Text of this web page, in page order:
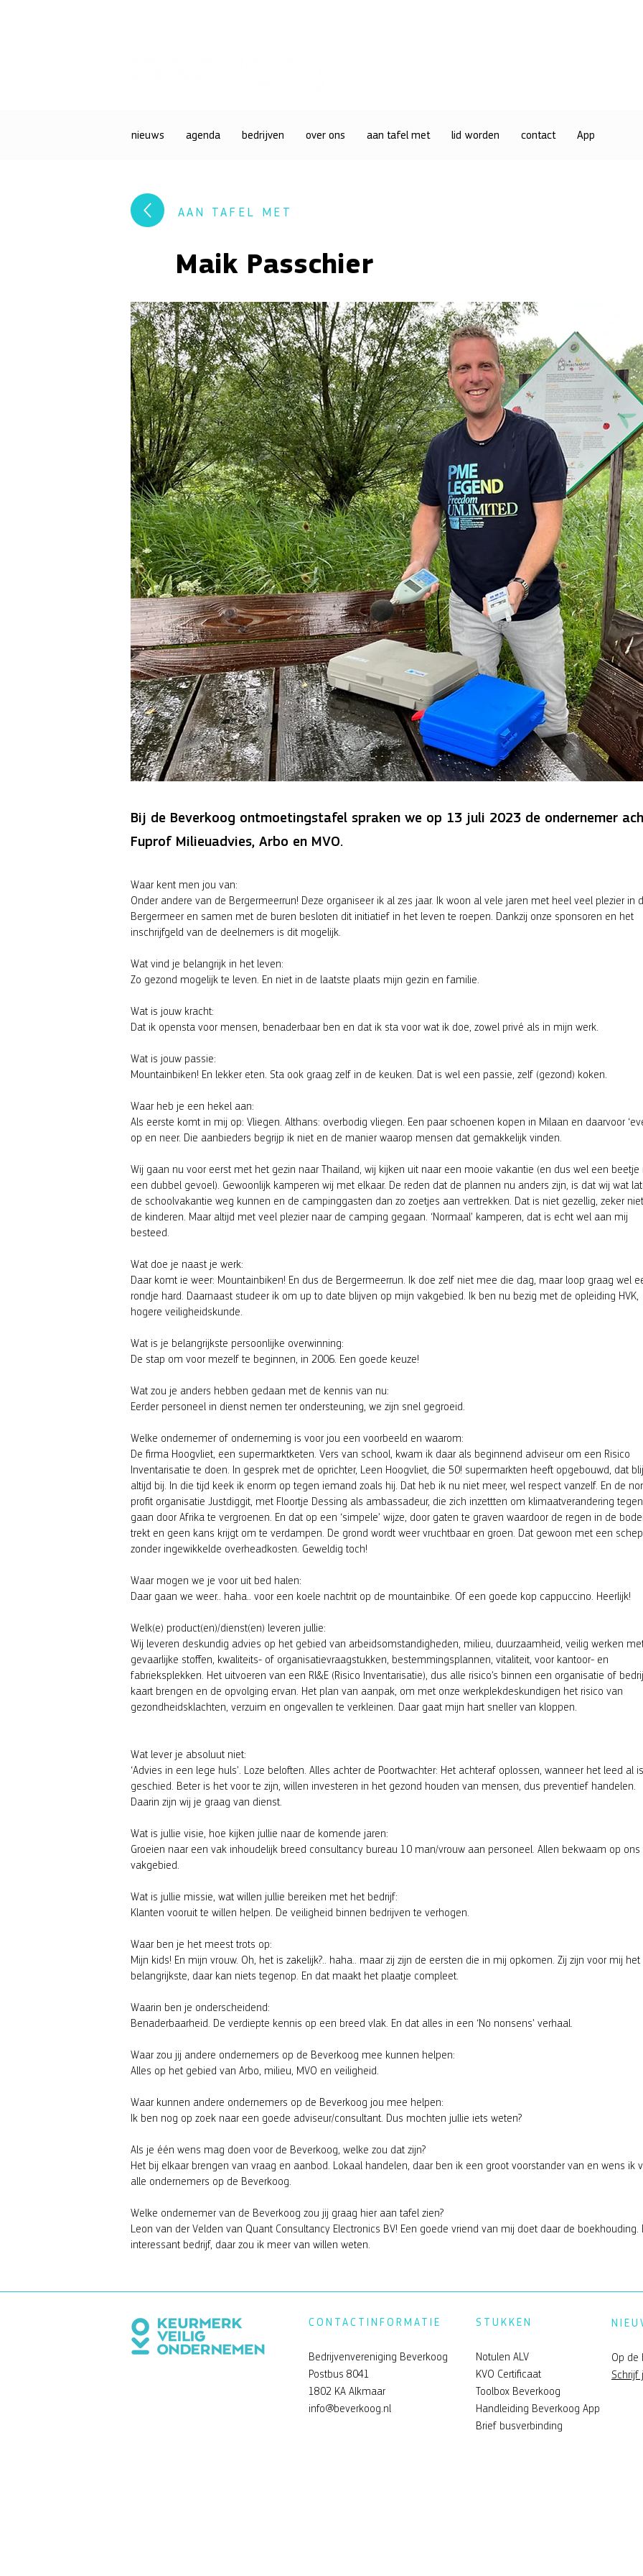
nieuws agenda bedrijven over ons aan tafel met lid worden contact App
AAN TAFEL MET
Maik Passchier
Bij de Beverkoog ontmoetingstafel spraken we op 13 juli 2023 de ondernemer
Fuprof Milieuadvies, Arbo en MVO.
Waar kent men jou van:
Onder andere van de Bergermeerrun! Deze organiseer ik al zes jaar. Ik woon al vele jaren met heel veel plezier in
Bergermeer en samen met de buren besloten dit initiatief in het leven te roepen. Dankzij onze sponsoren en het
inschrijfgeld van de deelnemers is dit mogelijk.
Wat vind je belangrijk in het leven:
Zo gezond mogelijk te leven. En niet in de laatste plaats mijn gezin en familie.
Wat is jouw kracht:
Dat ik opensta voor mensen, benaderbaar ben en dat ik sta voor wat ik doe, zowel privé als in mijn werk.
Wat is jouw passie:
Mountainbiken! En lekker eten. Sta ook graag zelf in de keuken. Dat is wel een passie, zelf (gezond) koken.
Waar heb je een hekel aan:
Als eerste komt in mij op: Vliegen. Althans: overbodig vliegen. Een paar schoenen kopen in Milaan en daarvoor
op en neer. Die aanbieders begrijp ik niet en de manier waarop mensen dat gemakkelijk vinden.
Wij gaan nu voor eerst met het gezin naar Thailand, wij kijken uit naar een mooie vakantie (en dus wel een beetje
een dubbel gevoel). Gewoonlijk kamperen wij met elkaar. De reden dat de plannen nu anders zijn, is dat wij wat
de schoolvakantie weg kunnen en de campinggasten dan zo zoetjes aan vertrekken. Dat is niet gezellig, zeker
de kinderen. Maar altijd met veel plezier naar de camping gegaan. ‘Normaal’ kamperen, dat is echt wel aan mij
besteed.
Wat doe je naast je werk:
Daar komt ie weer: Mountainbiken! En dus de Bergermeerrun. Ik doe zelf niet mee die dag, maar loop graag wel
rondje hard. Daarnaast studeer ik om up to date blijven op mijn vakgebied. Ik ben nu bezig met de opleiding HVK,
hogere veiligheidskunde.
Wat is je belangrijkste persoonlijke overwinning:
De stap om voor mezelf te beginnen, in 2006. Een goede keuze!
Wat zou je anders hebben gedaan met de kennis van nu:
Eerder personeel in dienst nemen ter ondersteuning, we zijn snel gegroeid.
Welke ondernemer of onderneming is voor jou een voorbeeld en waarom:
De firma Hoogvliet, een supermarktketen. Vers van school, kwam ik daar als beginnend adviseur om een Risico
Inventarisatie te doen. In gesprek met de oprichter, Leen Hoogvliet, die 50! supermarkten heeft opgebouwd, dat
altijd bij. In die tijd keek ik enorm op tegen iemand zoals hij. Dat heb ik nu niet meer, wel respect vanzelf. En de
profit organisatie Justdiggit, met Floortje Dessing als ambassadeur, die zich inzettten om klimaatverandering
gaan door Afrika te vergroenen. En dat op een ‘simpele’ wijze, door gaten te graven waardoor de regen in de
trekt en geen kans krijgt om te verdampen. De grond wordt weer vruchtbaar en groen. Dat gewoon met een
zonder ingewikkelde overheadkosten. Geweldig toch!
Waar mogen we je voor uit bed halen:
Daar gaan we weer.. haha.. voor een koele nachtrit op de mountainbike. Of een goede kop cappuccino. Heerlijk!
Welk(e) product(en)/dienst(en) leveren jullie:
Wij leveren deskundig advies op het gebied van arbeidsomstandigheden, milieu, duurzaamheid, veilig werken
gevaarlijke stoffen, kwaliteits- of organisatievraagstukken, bestemmingsplannen, vitaliteit, voor kantoor- en
fabrieksplekken. Het uitvoeren van een RI&E (Risico Inventarisatie), dus alle risico’s binnen een organisatie of
kaart brengen en de opvolging ervan. Het plan van aanpak, om met onze werkplekdeskundigen het risico van
gezondheidsklachten, verzuim en ongevallen te verkleinen. Daar gaat mijn hart sneller van kloppen.
Wat lever je absoluut niet:
‘Advies in een lege huls’. Loze beloften. Alles achter de Poortwachter: Het achteraf oplossen, wanneer het leed al is
geschied. Beter is het voor te zijn, willen investeren in het gezond houden van mensen, dus preventief handelen.
Daarin zijn wij je graag van dienst.
Wat is jullie visie, hoe kijken jullie naar de komende jaren:
Groeien naar een vak inhoudelijk breed consultancy bureau 10 man/vrouw aan personeel. Allen bekwaam op ons
vakgebied.
Wat is jullie missie, wat willen jullie bereiken met het bedrijf:
Klanten vooruit te willen helpen. De veiligheid binnen bedrijven te verhogen.
Waar ben je het meest trots op:
Mijn kids! En mijn vrouw. Oh, het is zakelijk?.. haha.. maar zij zijn de eersten die in mij opkomen. Zij zijn voor mij het
belangrijkste, daar kan niets tegenop. En dat maakt het plaatje compleet.
Waarin ben je onderscheidend:
Benaderbaarheid. De verdiepte kennis op een breed vlak. En dat alles in een ‘No nonsens’ verhaal.
Waar zou jij andere ondernemers op de Beverkoog mee kunnen helpen:
Alles op het gebied van Arbo, milieu, MVO en veiligheid.
Waar kunnen andere ondernemers op de Beverkoog jou mee helpen:
Ik ben nog op zoek naar een goede adviseur/consultant. Dus mochten jullie iets weten?
Als je één wens mag doen voor de Beverkoog, welke zou dat zijn?
Het bij elkaar brengen van vraag en aanbod. Lokaal handelen, daar ben ik een groot voorstander van en wens ik
alle ondernemers op de Beverkoog.
Welke ondernemer van de Beverkoog zou jij graag hier aan tafel zien?
Leon van der Velden van Quant Consultancy Electronics BV! Een goede vriend van mij doet daar de boekhouding.
interessant bedrijf, daar zou ik meer van willen weten.
CONTACTINFORMATIE
Bedrijvenvereniging Beverkoog
Postbus 8041
1802 KA Alkmaar
info@beverkoog.nl
STUKKEN
Notulen ALV
KVO Certificaat
Toolbox Beverkoog
Handleiding Beverkoog App
Brief busverbinding
Op de
Schrijf